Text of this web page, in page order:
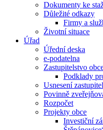
Dokumenty ke
Důležité odkazy
Firmy a
Životní situace
Úřad
Úřední deska
e-podatelna
Zastupitelstvo
Podklady
Usnesení
Povinně
Rozpočet
Projekty obce
Investiční